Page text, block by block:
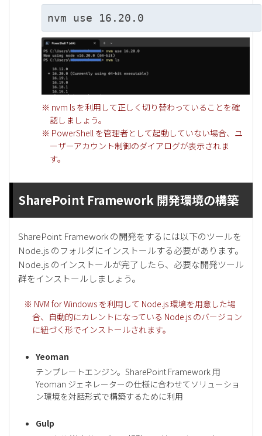
nvm use 16.20.0
※ nvm ls を利用して正しく切り替わっていることを確
認しましょう。
※ PowerShell を管理者として起動していない場合、ユ
ーザーアカウント制御のダイアログが表示されま
す。
SharePoint Framework 開発環境の構築
SharePoint Framework の開発をするには以下のツールを
Node.js のフォルダにインストールする必要があります。
Node.js のインストールが完了したら、必要な開発ツール
群をインストールしましょう。
※ NVM for Windows を利用して Node.js 環境を用意した場
合、自動的にカレントになっている Node.js のバージョン
に紐づく形でインストールされます。
Yeoman
テンプレートエンジン。SharePoint Framework 用
Yeoman ジェネレーターの仕様に合わせてソリューショ
ン環境を対話形式で構築するために利用
Gulp